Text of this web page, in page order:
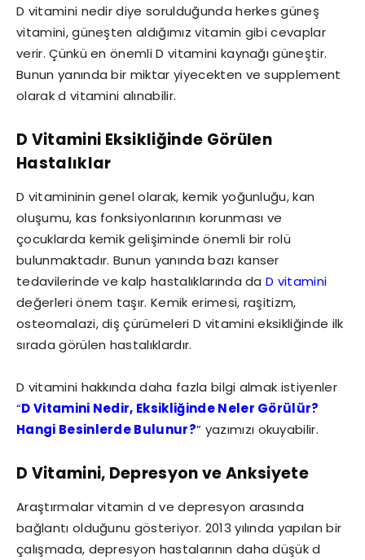
D vitamini nedir diye sorulduğunda herkes güneş
vitamini, güneşten aldığımız vitamin gibi cevaplar
verir. Çünkü en önemli D vitamini kaynağı güneştir.
Bunun yanında bir miktar yiyecekten ve supplement
olarak d vitamini alınabilir.
D Vitamini Eksikliğinde Görülen
Hastalıklar
D vitamininin genel olarak, kemik yoğunluğu, kan
oluşumu, kas fonksiyonlarının korunması ve
çocuklarda kemik gelişiminde önemli bir rolü
bulunmaktadır. Bunun yanında bazı kanser
tedavilerinde ve kalp hastalıklarında daD vitamini
değerleri önem taşır. Kemik erimesi, raşitizm,
osteomalazi, diş çürümeleri D vitamini eksikliğinde ilk
sırada görülen hastalıklardır.
D vitamini hakkında daha fazla bilgi almak istiyenler
“D Vitamini Nedir, Eksikliğinde Neler Görülür?
Hangi Besinlerde Bulunur?” yazımızı okuyabilir.
D Vitamini, Depresyon ve Anksiyete
Araştırmalar vitamin d ve depresyon arasında
bağlantı olduğunu gösteriyor. 2013 yılında yapılan bir
çalışmada, depresyon hastalarının daha düşük d